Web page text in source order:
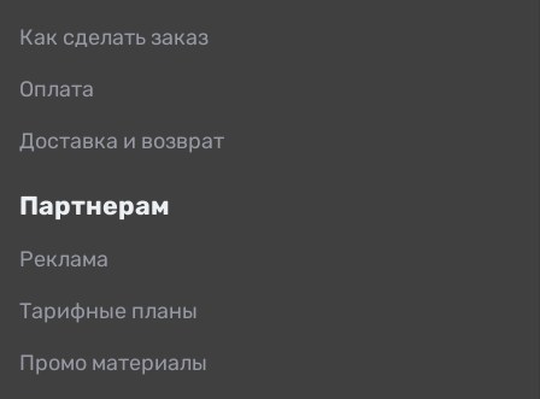
Как сделать заказ
Оплата
Доставка и возврат
Партнерам
Реклама
Тарифные планы
Промо материалы